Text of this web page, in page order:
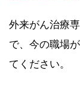
外来がん治療
で、今の職場
てください。